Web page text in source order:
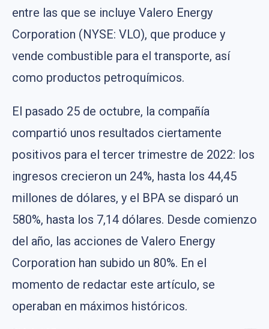
entre las que se incluye Valero Energy
Corporation (NYSE: VLO), que produce y
vende combustible para el transporte, así
como productos petroquímicos.
El pasado 25 de octubre, la compañía
compartió unos resultados ciertamente
positivos para el tercer trimestre de 2022: los
ingresos crecieron un 24%, hasta los 44,45
millones de dólares, y el BPA se disparó un
580%, hasta los 7,14 dólares. Desde comienzo
del año, las acciones de Valero Energy
Corporation han subido un 80%. En el
momento de redactar este artículo, se
operaban en máximos históricos.